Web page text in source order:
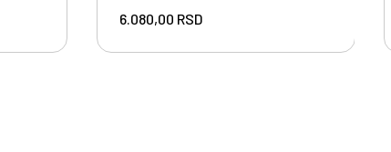
6.080,00 RSD